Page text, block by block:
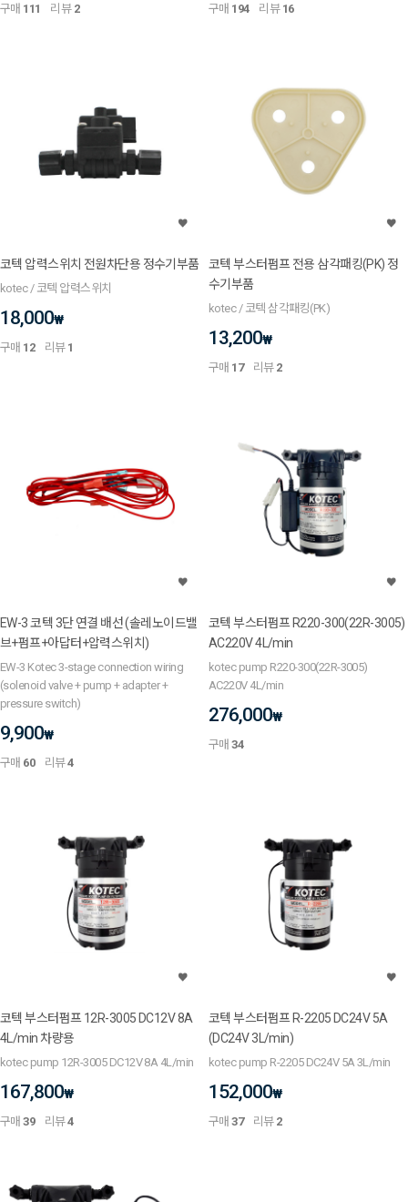
구매 111 리뷰 2 구매 194 리뷰 16
코텍 압력스위치 전원차단용 정수기부품
kotec / 코텍 압력스위치
18,000₩
구매 12 리뷰 1
코텍 부스터펌프 전용 삼각패킹(PK) 정
수기부품
kotec / 코텍 삼각패킹(PK)
13,200₩
구매 17 리뷰 2
EW-3 코텍 3단 연결 배선 (솔레노이드밸
브+펌프+아답터+압력스위치)
EW-3 Kotec 3-stage connection wiring
(solenoid valve + pump + adapter +
pressure switch)
9,900₩
구매 60 리뷰4
코텍 부스터펌프 R220-300(22R-3005)
AC220V 4L/min
kotec pump R220-300(22R-3005)
AC220V 4L/min
276,000₩
구매34
코텍 부스터펌프 12R-3005 DC12V 8A
4L/min 차량용
kotec pump 12R-3005 DC12V 8A 4L/min
167,800₩
구매39 리뷰4
코텍 부스터펌프 R-2205 DC24V 5A
(DC24V 3L/min)
kotec pump R-2205 DC24V 5A 3L/min
152,000₩
구매37 리뷰 2